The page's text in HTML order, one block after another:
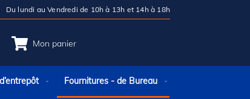
Du lundi au Vendredi de 10h à 13h et 14h à 18h
Mon panier
Fournitures - de Bureau